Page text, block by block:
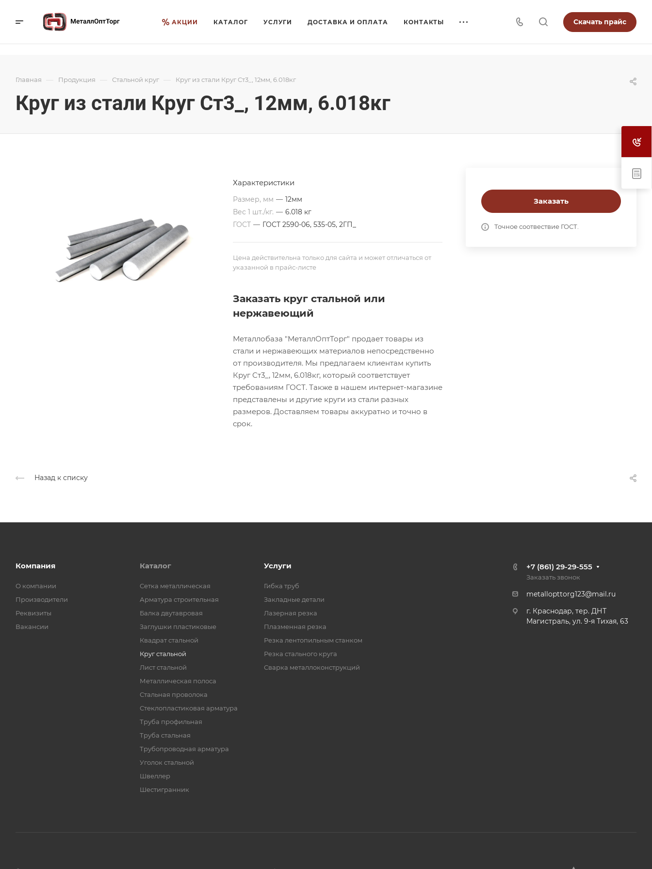
АКЦИИ КАТАЛОГ УСЛУГИ ДОСТАВКА И ОПЛАТА КОНТАКТЫ Скачать прайс
Главная — Продукция — Стальной круг — Круг из стали Круг Ст3_, 12мм, 6.018кг
Круг из стали Круг Ст3_, 12мм, 6.018кг
Заказать
Точное соотвествие ГОСТ.
Характеристики
Размер, мм — 12мм
Вес 1 шт./кг. — 6.018 кг
ГОСТ — ГОСТ 2590-06, 535-05, 2ГП_
Цена действительна только для сайта и может отличаться от
указанной в прайс-листе
Заказать круг стальной или
нержавеющий
Металлобаза "МеталлОптТорг" продает товары из
стали и нержавеющих материалов непосредственно
от производителя. Мы предлагаем клиентам купить
Круг Ст3_, 12мм, 6.018кг, который соответствует
требованиям ГОСТ. Также в нашем интернет-магазине
представлены и другие круги из стали разных
размеров. Доставляем товары аккуратно и точно в
срок.
Назад к списку
Компания
О компании
Производители
Реквизиты
Вакансии
Каталог
Cетка металлическая
Арматура строительная
Балка двутавровая
Заглушки пластиковые
Квадрат стальной
Круг стальной
Лист стальной
Металлическая полоса
Стальная проволока
Стеклопластиковая арматура
Труба профильная
Труба стальная
Трубопроводная арматура
Уголок стальной
Швеллер
Шестигранник
Услуги
Гибка труб
Закладные детали
Лазерная резка
Плазменная резка
Резка лентопильным станком
Резка стального круга
Сварка металлоконструкций
+7 (861) 29-29-555
Заказать звонок
metallopttorg123@mail.ru
г. Краснодар, тер. ДНТ
Магистраль, ул. 9-я Тихая, 63